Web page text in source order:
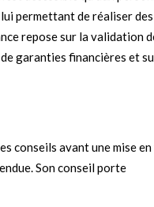
permettant de réaliser des
repose sur la validation
garanties financières et
conseils avant une mise
Son conseil porte